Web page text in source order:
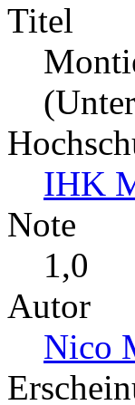
Titel
IHK
Note
1,0
Autor
Nico